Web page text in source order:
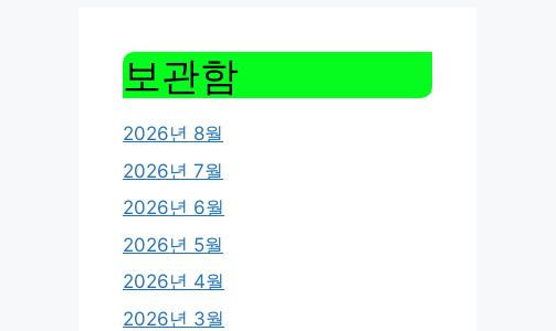
보관함
2026년 8월
2026년 7월
2026년 6월
2026년 5월
2026년 4월
2026년 3월